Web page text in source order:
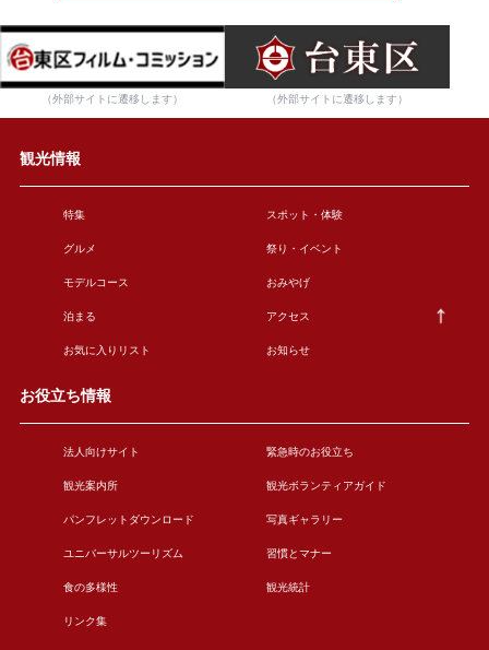
（外部サイトに遷移します） （外部サイトに遷移します）
観光情報
特集 スポット・体験
グルメ 祭り・イベント
モデルコース おみやげ
泊まる アクセス
お気に入りリスト お知らせ
お役立ち情報
法人向けサイト 緊急時のお役立ち
観光案内所 観光ボランティアガイド
パンフレットダウンロード 写真ギャラリー
ユニバーサルツーリズム 習慣とマナー
食の多様性 観光統計
リンク集